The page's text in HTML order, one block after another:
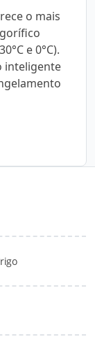
o mais
e 0°C).
inteligente